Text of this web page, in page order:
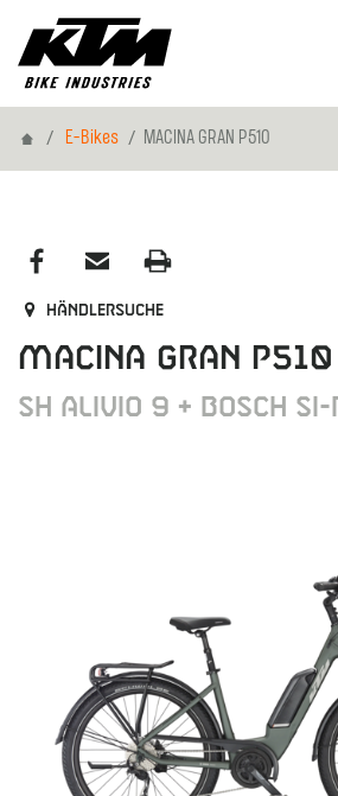
HomeE-Bikes MACINA GRAN P510
Händlersuche
MACINA GRAN P510
SH ALIVIO 9 + BOSCH